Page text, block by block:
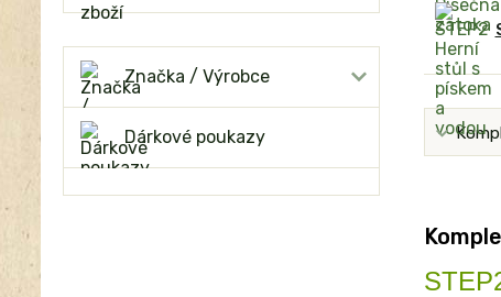
Značka / Výrobce
Dárkové poukazy